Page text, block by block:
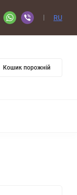
RU
Кошик порожній